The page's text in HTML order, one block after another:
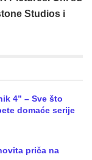
Studios i
4” – Sve što
domaće serije
priča na